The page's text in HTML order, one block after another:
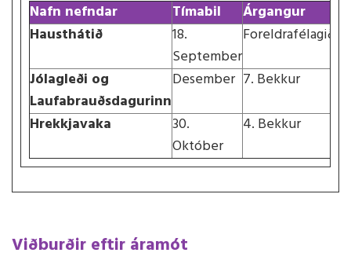
Nafn nefndar Tímabil Árgangur
Hausthátið
18.
September
Foreldrafélagið
Jólagleði og
Laufabrauðsdagurinn
Desember 7. Bekkur
Hrekkjavaka
30.
Október
4. Bekkur
Viðburðir eftir áramót